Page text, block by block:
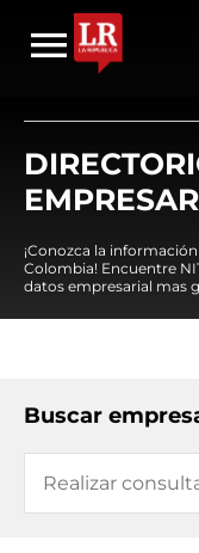
¡Conozca la
Colombia! Encuentre
datos empresarial mas
Buscar